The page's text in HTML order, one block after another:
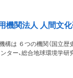
機関法人 人間文
は ６つの機関（国立歴
ター、総合地球環境学研